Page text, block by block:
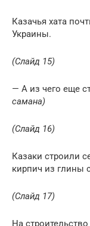
Казачья хата
Украины.
(Слайд 15)
— А из чего еще
самана)
(Слайд 16)
Казаки строили
кирпич из глины
(Слайд 17)
На